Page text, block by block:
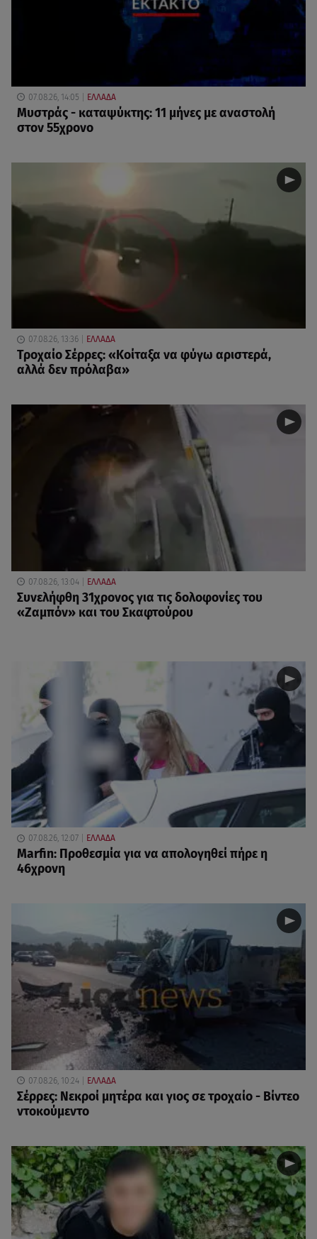
07.08.26, 14:05 ΕΛΛΑΔΑ
Μυστράς - καταψύκτης: 11 μήνες με αναστολή
στον 55χρονο
07.08.26, 13:36 ΕΛΛΑΔΑ
Τροχαίο Σέρρες: «Κοίταξα να φύγω αριστερά,
αλλά δεν πρόλαβα»
07.08.26, 13:04 ΕΛΛΑΔΑ
Συνελήφθη 31χρονος για τις δολοφονίες του
«Ζαμπόν» και του Σκαφτούρου
07.08.26, 12:07 ΕΛΛΑΔΑ
Marfin: Προθεσμία για να απολογηθεί πήρε η
46χρονη
07.08.26, 10:24 ΕΛΛΑΔΑ
Σέρρες: Νεκροί μητέρα και γιος σε τροχαίο - Βίντεο
ντοκούμεντο